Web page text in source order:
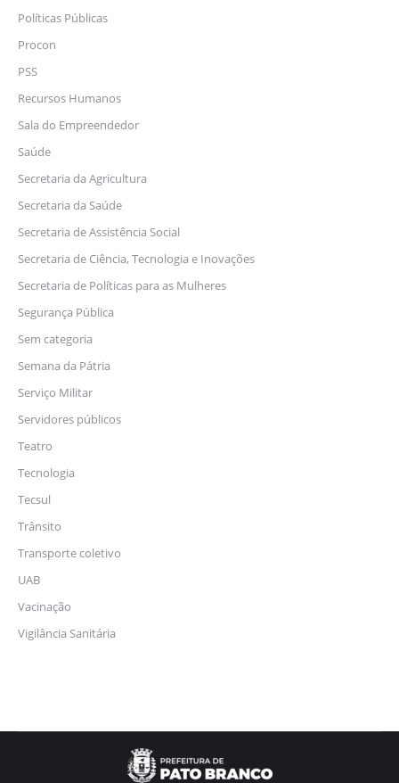
Políticas Públicas
Procon
PSS
Recursos Humanos
Sala do Empreendedor
Saúde
Secretaria da Agricultura
Secretaria da Saúde
Secretaria de Assistência Social
Secretaria de Ciência, Tecnologia e Inovações
Secretaria de Políticas para as Mulheres
Segurança Pública
Sem categoria
Semana da Pátria
Serviço Militar
Servidores públicos
Teatro
Tecnologia
Tecsul
Trânsito
Transporte coletivo
UAB
Vacinação
Vigilância Sanitária